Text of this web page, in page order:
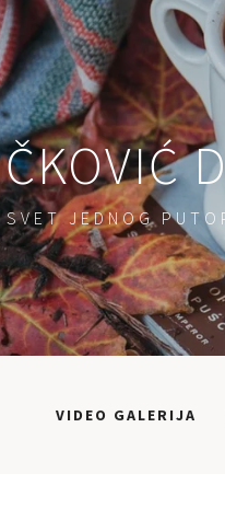
SVET JEDNOG
VIDEO GALERIJA